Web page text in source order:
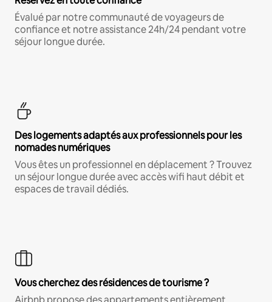
Évalué par notre communauté de voyageurs de
confiance et notre assistance 24h/24 pendant votre
séjour longue durée.
Des logements adaptés aux professionnels pour les
nomades numériques
Vous êtes un professionnel en déplacement ? Trouvez
un séjour longue durée avec accès wifi haut débit et
espaces de travail dédiés.
Vous cherchez des résidences de tourisme ?